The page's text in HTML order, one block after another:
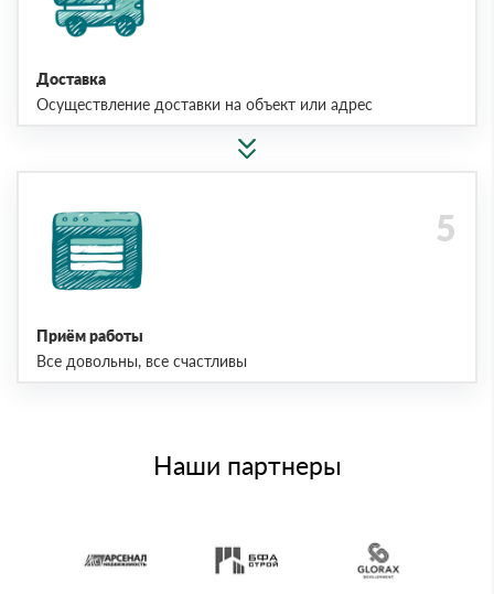
Доставка
Осуществление доставки на объект или адрес
Приём работы
Все довольны, все счастливы
Наши партнеры